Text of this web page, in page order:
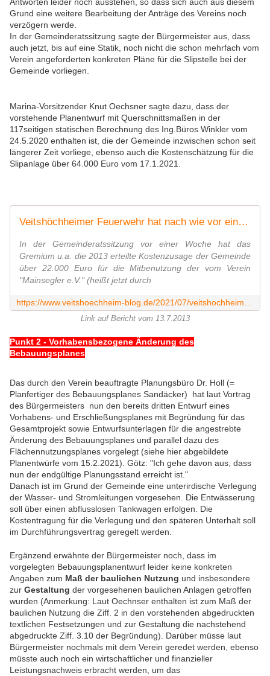
Grund eine weitere Bearbeitung der Anträge des Vereins noch
verzögern werde.
In der Gemeinderatssitzung sagte der Bürgermeister aus, dass
auch jetzt, bis auf eine Statik, noch nicht die schon mehrfach vom
Verein angeforderten konkreten Pläne für die Slipstelle bei der
Gemeinde vorliegen.
Marina-Vorsitzender Knut Oechsner sagte dazu, dass der
vorstehende Planentwurf mit Querschnittsmaßen in der
117seitigen statischen Berechnung des Ing.Büros Winkler vom
24.5.2020 enthalten ist, die der Gemeinde inzwischen schon seit
längerer Zeit vorliege, ebenso auch die Kostenschätzung für die
Slipanlage über 64.000 Euro vom 17.1.2021.
Veitshöchheimer Feuerwehr hat nach wie vor ein starkes Interesse am Bau einer Slipstelle für ihr Einsatz-Boot in unmittelbarer Nähe des Feuerwehrhauses - Veitshöchheim News
In der Gemeinderatssitzung vor einer Woche hat das
Gremium u.a. die 2013 erteilte Kostenzusage der Gemeinde
über 22.000 Euro für die Mitbenutzung der vom Verein
"Mainsegler e.V." (heißt jetzt durch
Link auf Bericht vom 13.7.2013
Punkt 2 - Vorhabensbezogene Änderung des
Bebauungsplanes
Das durch den Verein beauftragte Planungsbüro Dr. Holl (=
Planfertiger des Bebauungsplanes Sandäcker) hat laut Vortrag
des Bürgermeisters nun den bereits dritten Entwurf eines
Vorhabens- und Erschließungsplanes mit Begründung für das
Gesamtprojekt sowie Entwurfsunterlagen für die angestrebte
Änderung des Bebauungsplanes und parallel dazu des
Flächennutzungsplanes vorgelegt (siehe hier abgebildete
Planentwürfe vom 15.2.2021). Götz: "Ich gehe davon aus, dass
nun der endgültige Planungsstand erreicht ist."
Danach ist im Grund der Gemeinde eine unterirdische Verlegung
der Wasser- und Stromleitungen vorgesehen. Die Entwässerung
soll über einen abflusslosen Tankwagen erfolgen. Die
Kostentragung für die Verlegung und den späteren Unterhalt soll
im Durchführungsvertrag geregelt werden.
Ergänzend erwähnte der Bürgermeister noch, dass im
vorgelegten Bebauungsplanentwurf leider keine konkreten
Angaben zum Maß der baulichen Nutzung und insbesondere
zur Gestaltung der vorgesehenen baulichen Anlagen getroffen
wurden (Anmerkung: Laut Oechnser enthalten ist zum Maß der
baulichen Nutzung die Ziff. 2 in den vorstehenden abgedruckten
textlichen Festsetzungen und zur Gestaltung die nachstehend
abgedruckte Ziff. 3.10 der Begründung). Darüber müsse laut
Bürgermeister nochmals mit dem Verein geredet werden, ebenso
müsste auch noch ein wirtschaftlicher und finanzieller
Leistungsnachweis erbracht werden, um das